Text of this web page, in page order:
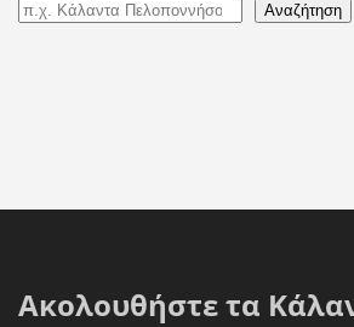
Αναζήτηση
Ακολουθήστε τα